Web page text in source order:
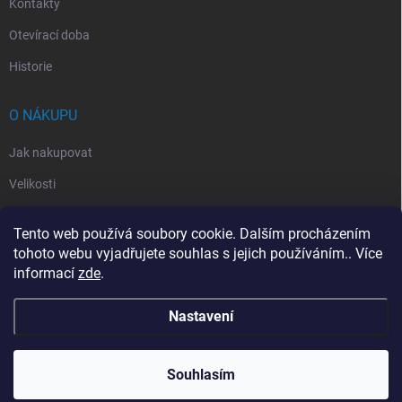
Tento web používá soubory cookie. Dalším procházením
tohoto webu vyjadřujete souhlas s jejich používáním.. Více
informací zde.
Nastavení
Souhlasím
Kontakty
Otevírací doba
Historie
O NÁKUPU
Jak nakupovat
Velikosti
Vrácení, reklamace
Obchodní podmínky
Handballeshop.eu . Všechna práva vyhrazena.